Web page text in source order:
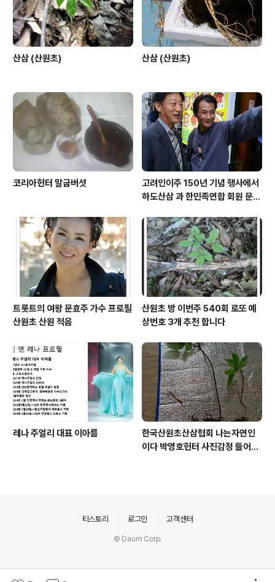
산삼 (산원초) 산삼 (산원초)
코리아헌터 말굽버섯
고려인이주 150년 기념 행사에서
하도산삼 과 한민족연합 회원 문효
트롯트의 여왕 문효주 가수 프로필
산원초 산원 적음
산원초 방 이번주 540회 로또 예
상번호 3개 추천 합니다
레나 주얼리 대표 이아름
한국산원초산삼협회 나는자연인
이다 박영호헌터 사진감정 들어운
티스토리 로그인 고객센터
© Daum Corp.